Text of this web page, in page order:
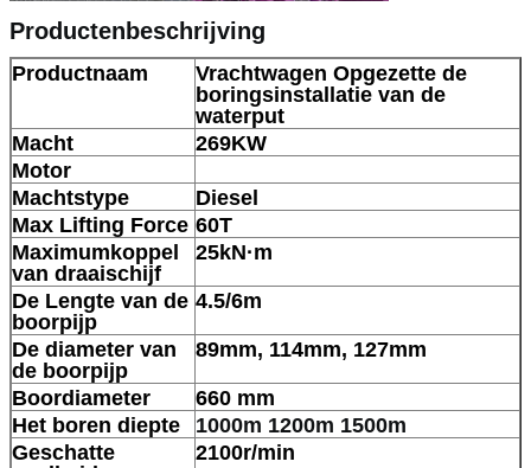
VERZENDEN
Productenbeschrijving
Productnaam
Vrachtwagen Opgezette de
boringsinstallatie van de
waterput
Macht
269KW
Motor
Machtstype
Diesel
Max Lifting Force 60T
Maximumkoppel
van draaischijf
25kN·m
De Lengte van de
boorpijp
4.5/6m
De diameter van
de boorpijp
89mm, 114mm, 127mm
Boordiameter
660 mm
Het boren diepte
1000m 1200m 1500m
Geschatte
2100r/min